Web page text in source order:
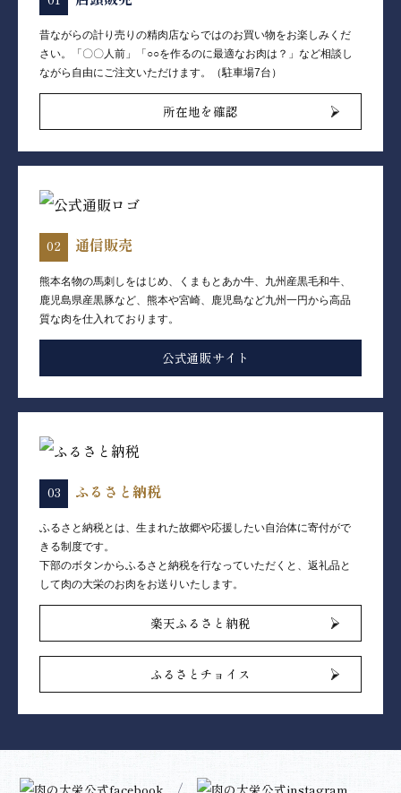
昔ながらの計り売りの精肉店ならではのお買い物をお楽しみくだ
さい。「〇〇人前」「○○を作るのに最適なお肉は？」など相談し
ながら自由にご注文いただけます。（駐車場7台）
所在地を確認
通信販売
熊本名物の馬刺しをはじめ、くまもとあか牛、九州産黒毛和牛、
鹿児島県産黒豚など、熊本や宮崎、鹿児島など九州一円から高品
質な肉を仕入れております。
公式通販サイト
ふるさと納税
ふるさと納税とは、生まれた故郷や応援したい自治体に寄付がで
きる制度です。
下部のボタンからふるさと納税を行なっていただくと、返礼品と
して肉の大栄のお肉をお送りいたします。
楽天ふるさと納税
ふるさとチョイス